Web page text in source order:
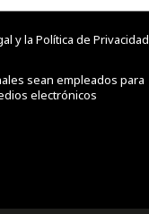
y la Política de Privacidad
sean empleados para
electrónicos